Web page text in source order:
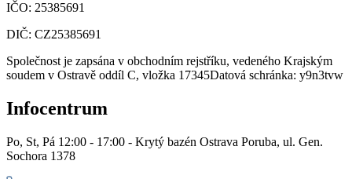
IČO: 25385691
DIČ: CZ25385691
Společnost je zapsána v obchodním rejstříku, vedeného Krajským
soudem v Ostravě oddíl C, vložka 17345Datová schránka: y9n3tvw
Infocentrum
Po, St, Pá 12:00 - 17:00 - Krytý bazén Ostrava Poruba, ul. Gen.
Sochora 1378